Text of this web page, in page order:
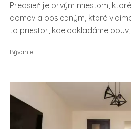
Predsieň je prvým miestom,
domov a posledným, ktoré
to priestor, kde odkladáme
Bývanie